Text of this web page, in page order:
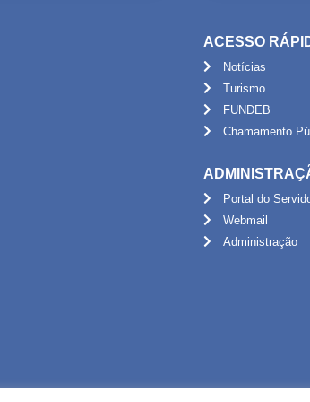
ACESSO
Notícias
Turismo
FUNDEB
Chamamento
Portal do
Webmail
Administração